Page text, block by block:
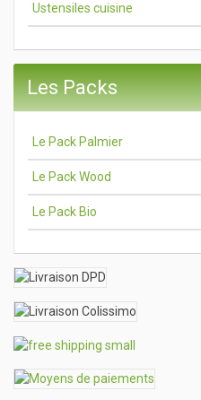
Ustensiles cuisine
Les Packs
Le Pack Palmier
Le Pack Wood
Le Pack Bio